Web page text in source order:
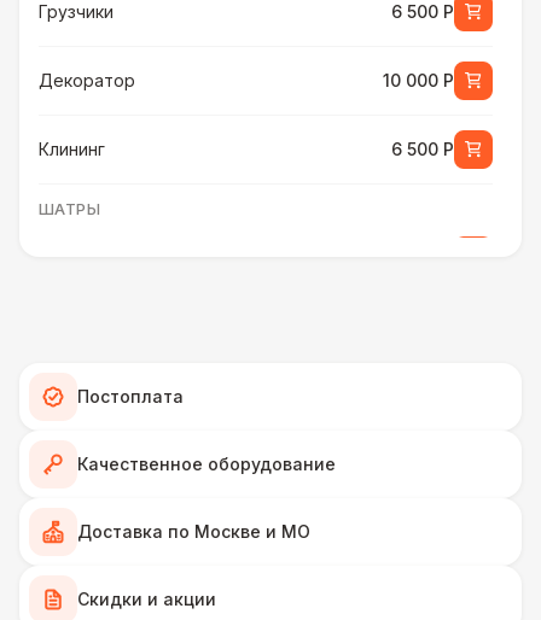
Грузчики 6 500 Р
Декоратор 10 000 Р
Клининг 6 500 Р
ШАТРЫ
Палатка 2,5 х 2,5 м
Шатер Пагода
Домик «Ярмарочный» 3 х 2 м
Шатер Павильон
Постоплата
Качественное оборудование
Доставка по Москве и МО
Скидки и акции